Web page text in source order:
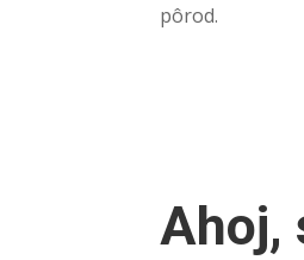
pôrod.
Ahoj,